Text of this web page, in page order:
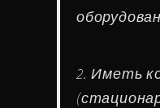
2. Иметь